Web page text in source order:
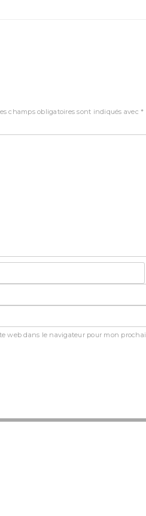
champs obligatoires sont indiqués avec *
web dans le navigateur pour mon